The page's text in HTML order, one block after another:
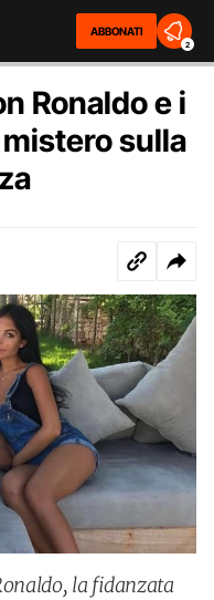
ABBONATI
2
Ronaldo e i
sulla
la fidanzata